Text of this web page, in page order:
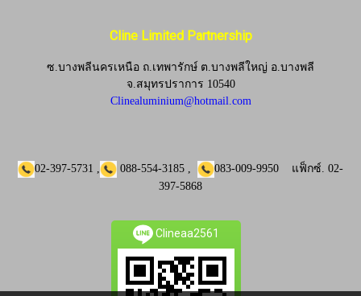
Cline Limited Partnership
ซ.บางพลีนครเหนือ ถ.เทพารักษ์ ต.บางพลีใหญ่ อ.บางพลี
จ.สมุทรปราการ 10540
Clinealuminium@hotmail.com
02-397-5731 , 088-554-3185 , 083-009-9950 แฟ็กซ์. 02-
397-5868
Clineaa2561